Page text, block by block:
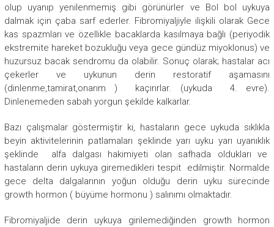
olup uyanıp yenilenmemiş gibi görünürler ve Bol bol uykuya
dalmak için çaba sarf ederler. Fibromiyaljiyle ilişkili olarak Gece
kas spazmları ve özellikle bacaklarda kasılmaya bağlı (periyodik
ekstremite hareket bozukluğu veya gece gündüz miyoklonus) ve
huzursuz bacak sendromu da olabilir. Sonuç olarak; hastalar acı
çekerler ve uykunun derin restoratif aşamasını
(dinlenme,tamirat,onarım ) kaçırırlar. (uykuda 4. evre).
Dinlenemeden sabah yorgun şekilde kalkarlar.
Bazı çalışmalar göstermiştir ki, hastaların gece uykuda sıklıkla
beyin aktivitelerinin patlamaları şeklinde yarı uyku yarı uyanıklık
şeklinde alfa dalgası hakimiyeti olan safhada oldukları ve
hastaların derin uykuya giremedikleri tespit edilmiştir. Normalde
gece delta dalgalarının yoğun olduğu derin uyku sürecinde
growth hormon ( büyüme hormonu ) salınımı olmaktadır.
Fibromiyaljide derin uykuya girilemediğinden growth hormon